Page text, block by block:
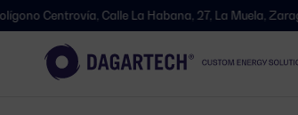
Calle La Habana, 27, La Muela, Zaragoza.